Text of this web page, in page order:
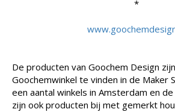
*
De producten van Goochem Design
Goochemwinkel te vinden in de Maker
een aantal winkels in Amsterdam en
zijn ook producten bij met gemerkt